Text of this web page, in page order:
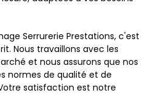
Serrurerie Prestations, c'est
Nous travaillons avec les
et nous assurons que nos
normes de qualité et de
satisfaction est notre